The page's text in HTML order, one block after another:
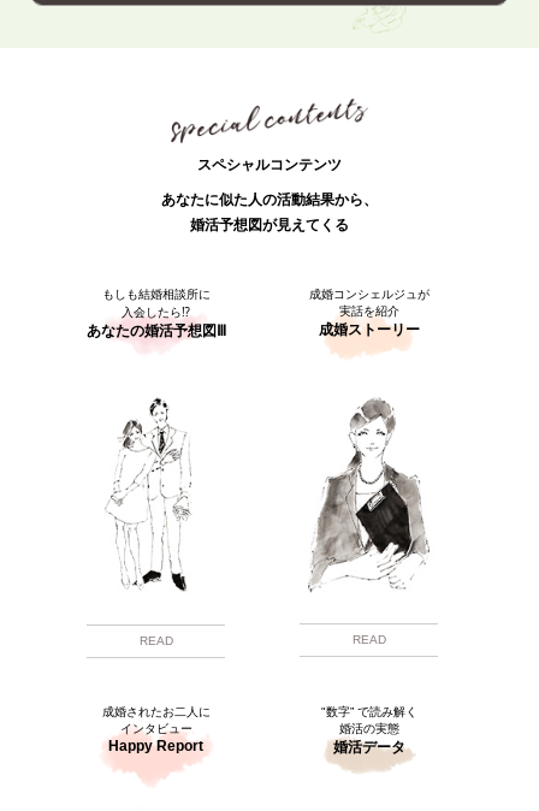
スペシャルコンテンツ
あなたに似た人の活動結果から、
婚活予想図が見えてくる
もしも結婚相談所に
入会したら⁉
あなたの婚活予想図Ⅲ
READ
成婚コンシェルジュが
実話を紹介
成婚ストーリー
READ
成婚されたお二人に
インタビュー
Happy Report
"数字” で読み解く
婚活の実態
婚活データ